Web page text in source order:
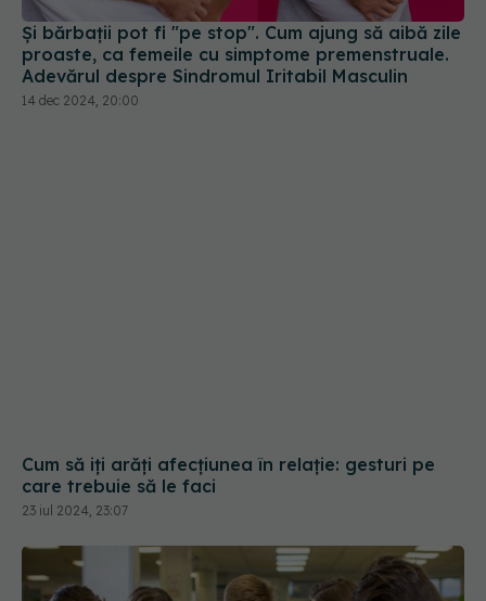
Și bărbații pot fi "pe stop". Cum ajung să aibă zile
proaste, ca femeile cu simptome premenstruale.
Adevărul despre Sindromul Iritabil Masculin
14 dec 2024, 20:00
trecută de Senat. Ovidiu Iosif: Restricțiile nu
generează decât frustrare
17 oct 2025, 17:52